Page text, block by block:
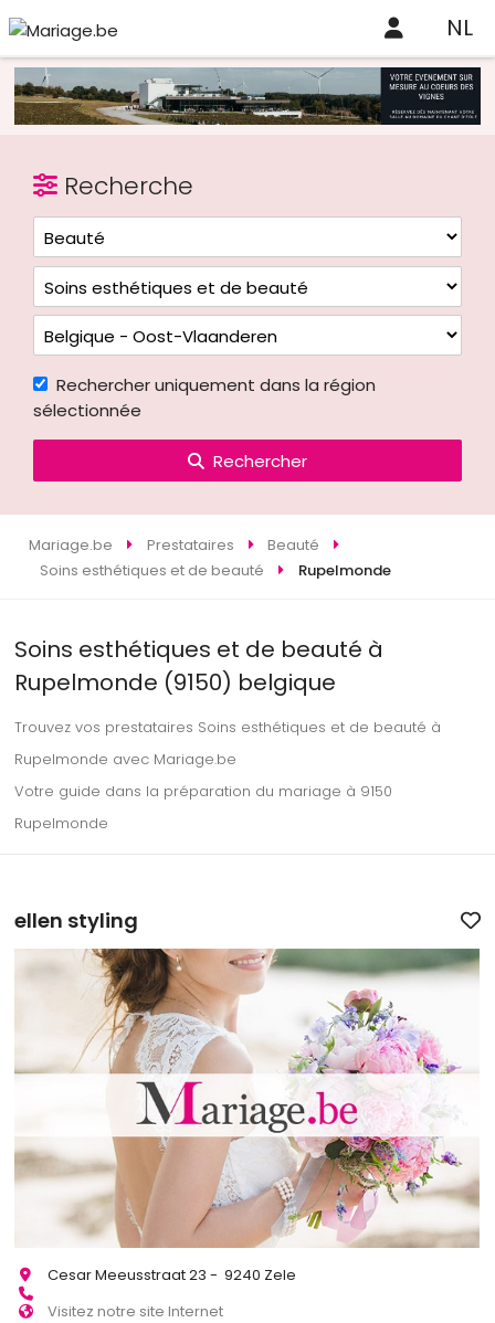
NL
Recherche
Rechercher uniquement dans la région
sélectionnée
Rechercher
Mariage.be Prestataires
Beauté
Soins esthétiques et de beauté
Rupelmonde
Soins esthétiques et de beauté à
Rupelmonde (9150) belgique
Trouvez vos prestataires Soins esthétiques et de beauté à
Rupelmonde avec Mariage.be
Votre guide dans la préparation du mariage à 9150
Rupelmonde
ellen styling
Cesar Meeusstraat 23 - 9240 Zele
Visitez notre site Internet